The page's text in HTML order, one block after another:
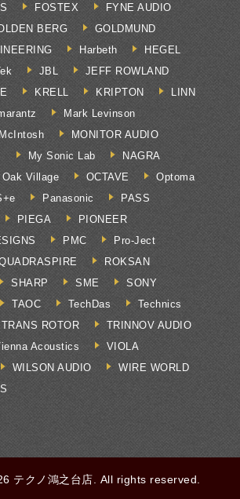
FOSTEX
FYNE AUDIO
BERG
GOLDMUND
Harbeth
HEGEL
JBL
JEFF ROWLAND
KRELL KRIPTON
LINN
Mark Levinson
McIntosh
MONITOR AUDIO
My Sonic Lab
NAGRA
Oak Village OCTAVE
Optoma
Panasonic
PASS
PIEGA
PIONEER
PMC
Pro-Ject
ROKSAN
SHARP SME
SONY
TAOC TechDas
Technics
TRANS ROTOR
TRINNOV AUDIO
Acoustics
VIOLA
WILSON AUDIO
WIRE WORLD
テクノ鴻之台店. All rights reserved.